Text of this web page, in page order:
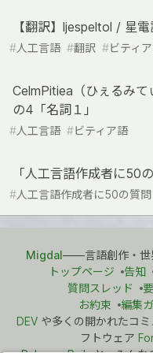
【翻訳】ljespeltol / 星電
#人工言語 #翻訳 #ビティ
CelmPitiea（ひぇるみ
の4「名詞１」
#人工言語 #ビティア語
「人工言語作成者に50
#人工言語作成者に50の質問
Migdal――言語創作・世
トップページ
告知
質問スレッド
お約束
編集
DEV や多くの開かれたコミ
フトウェア